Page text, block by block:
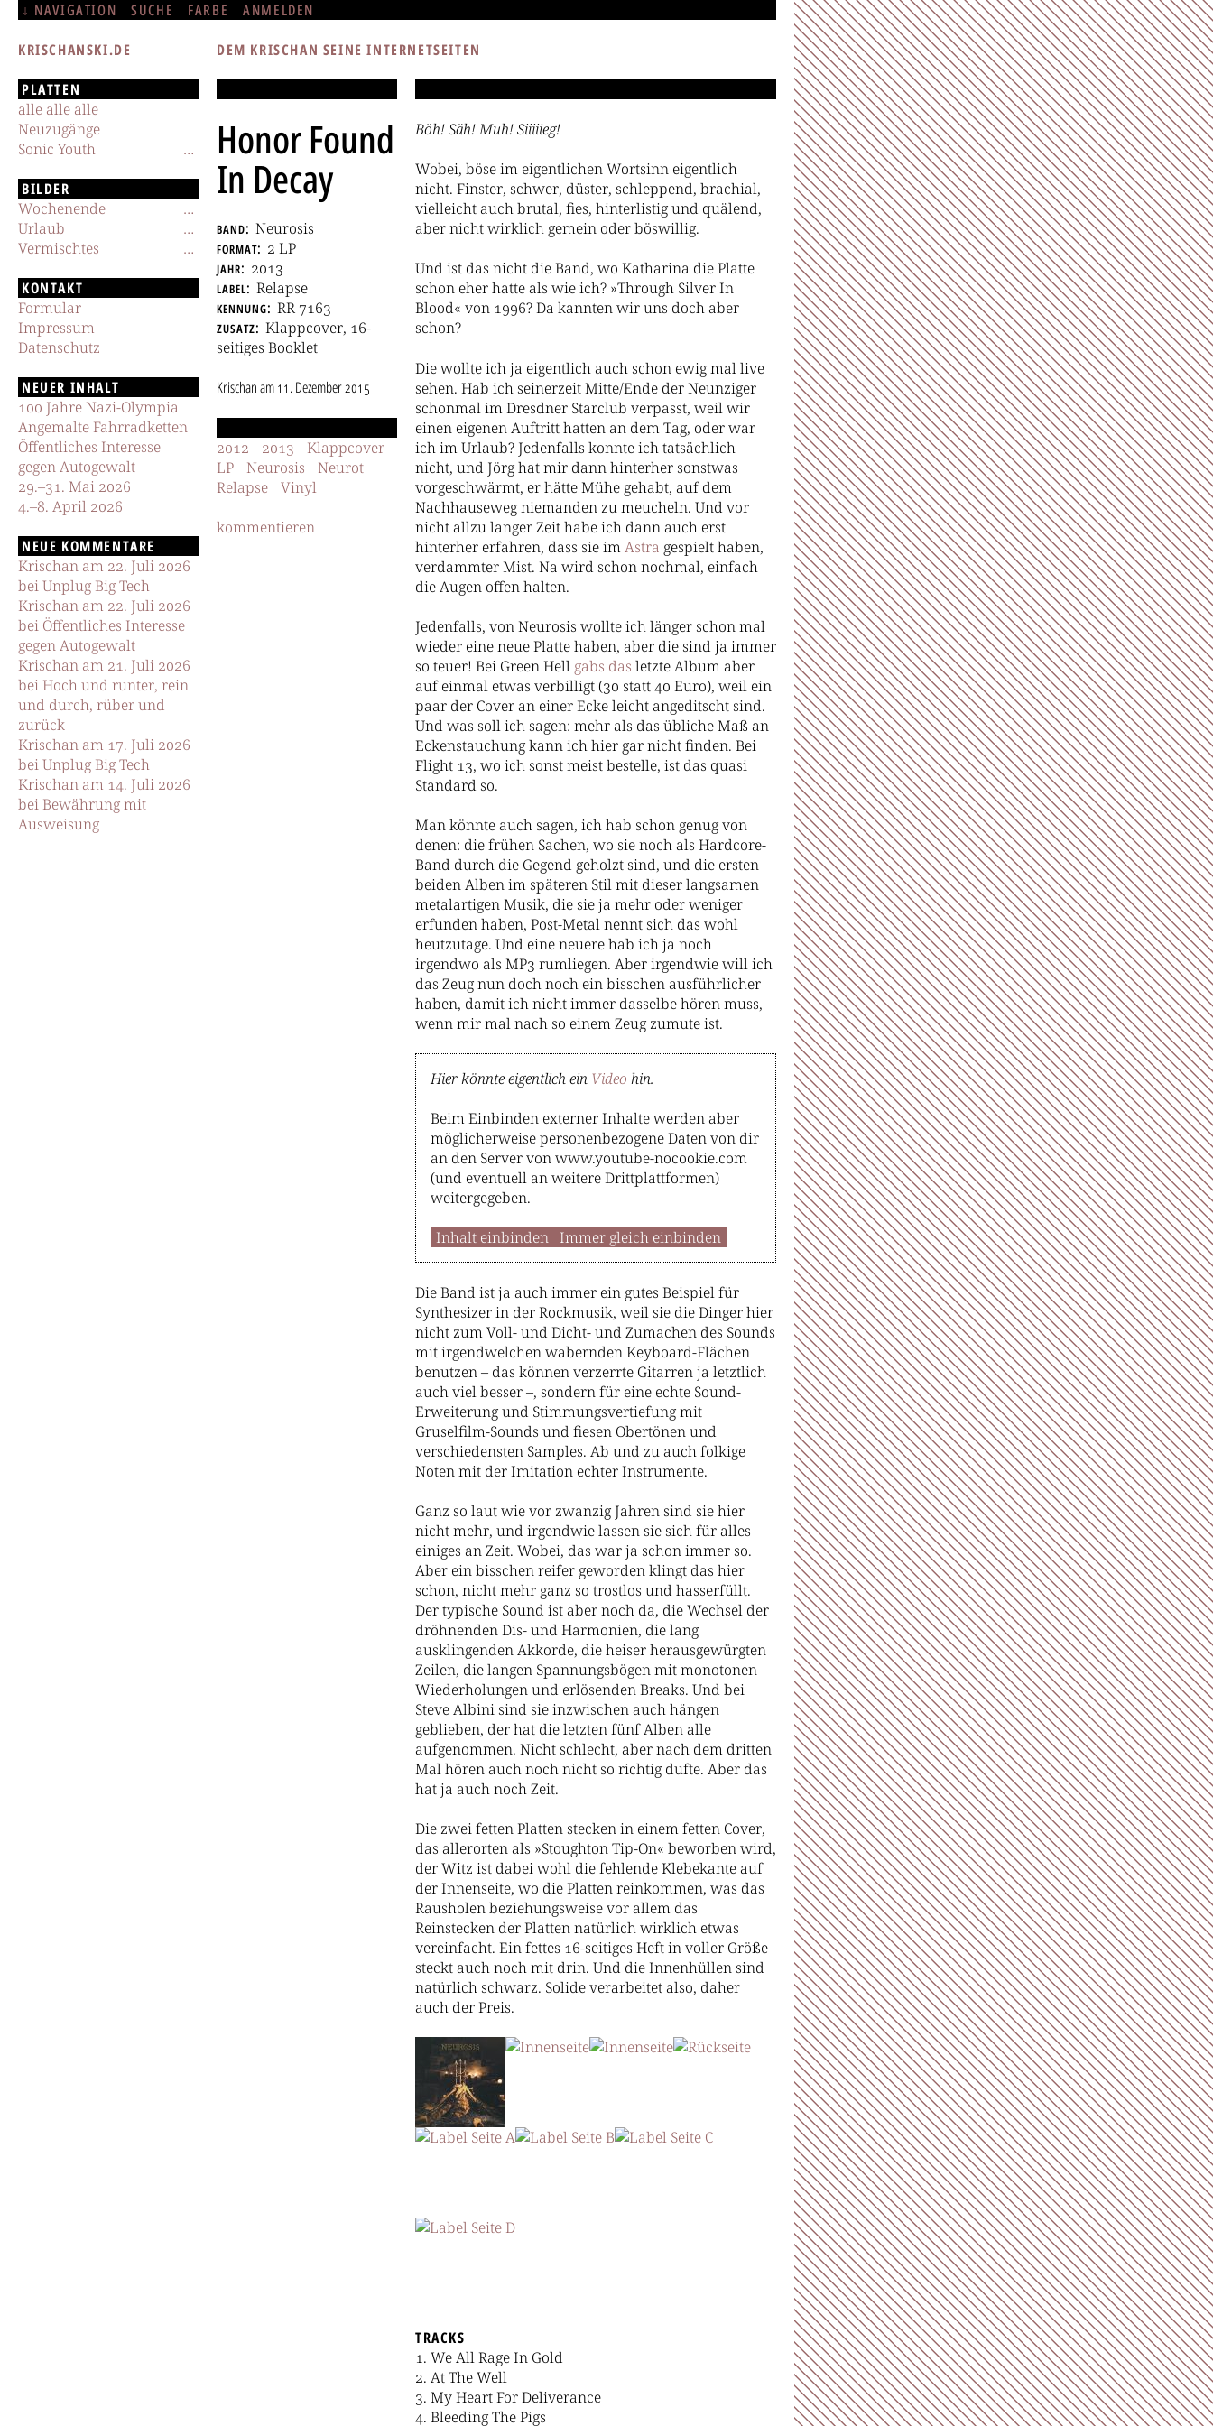
NAVIGATION SUCHE FARBE ANMELDEN
KRISCHANSKI.DE DEM KRISCHAN SEINE INTERNETSEITEN
Honor Found
In Decay
band Neurosis
format 2 LP
jahr 2013
label Relapse
kennung RR 7163
zusatz Klappcover, 16-
seitiges Booklet
Krischanam11. Dezember 2015
Böh! Säh! Muh! Siiiiieg!
Wobei, böse im eigentlichen Wortsinn eigentlich
nicht. Finster, schwer, düster, schleppend, brachial,
vielleicht auch brutal, fies, hinterlistig und quälend,
aber nicht wirklich gemein oder böswillig.
Und ist das nicht die Band, wo Katharina die Platte
schon eher hatte als wie ich? »Through Silver In
Blood« von 1996? Da kannten wir uns doch aber
schon?
Die wollte ich ja eigentlich auch schon ewig mal live
sehen. Hab ich seinerzeit Mitte/Ende der Neunziger
schonmal im Dresdner Starclub verpasst, weil wir
einen eigenen Auftritt hatten an dem Tag, oder war
ich im Urlaub? Jedenfalls konnte ich tatsächlich
nicht, und Jörg hat mir dann hinterher sonstwas
vorgeschwärmt, er hätte Mühe gehabt, auf dem
Nachhauseweg niemanden zu meucheln. Und vor
nicht allzu langer Zeit habe ich dann auch erst
hinterher erfahren, dass sie imAstra gespielt haben,
verdammter Mist. Na wird schon nochmal, einfach
die Augen offen halten.
Jedenfalls, von Neurosis wollte ich länger schon mal
wieder eine neue Platte haben, aber die sind ja immer
so teuer! Bei Green Hell gabs das letzte Album aber
auf einmal etwas verbilligt (30 statt 40 Euro), weil ein
paar der Cover an einer Ecke leicht angeditscht sind.
Und was soll ich sagen: mehr als das übliche Maß an
Eckenstauchung kann ich hier gar nicht finden. Bei
Flight 13, wo ich sonst meist bestelle, ist das quasi
Standard so.
Man könnte auch sagen, ich hab schon genug von
denen: die frühen Sachen, wo sie noch als Hardcore-
Band durch die Gegend geholzt sind, und die ersten
beiden Alben im späteren Stil mit dieser langsamen
metalartigen Musik, die sie ja mehr oder weniger
erfunden haben, Post-Metal nennt sich das wohl
heutzutage. Und eine neuere hab ich ja noch
irgendwo als MP3 rumliegen. Aber irgendwie will ich
das Zeug nun doch noch ein bisschen ausführlicher
haben, damit ich nicht immer dasselbe hören muss,
wenn mir mal nach so einem Zeug zumute ist.
Hier könnte eigentlich ein Video hin.
Beim Einbinden externer Inhalte werden aber
möglicherweise personenbezogene Daten von dir
an den Server von www.youtube-nocookie.com
(und eventuell an weitere Drittplattformen)
weitergegeben.
Inhalt einbinden Immer gleich einbinden
Die Band ist ja auch immer ein gutes Beispiel für
Synthesizer in der Rockmusik, weil sie die Dinger hier
nicht zum Voll- und Dicht- und Zumachen des Sounds
mit irgendwelchen wabernden Keyboard-Flächen
benutzen – das können verzerrte Gitarren ja letztlich
auch viel besser –, sondern für eine echte Sound-
Erweiterung und Stimmungsvertiefung mit
Gruselfilm-Sounds und fiesen Obertönen und
verschiedensten Samples. Ab und zu auch folkige
Noten mit der Imitation echter Instrumente.
Ganz so laut wie vor zwanzig Jahren sind sie hier
nicht mehr, und irgendwie lassen sie sich für alles
einiges an Zeit. Wobei, das war ja schon immer so.
Aber ein bisschen reifer geworden klingt das hier
schon, nicht mehr ganz so trostlos und hasserfüllt.
Der typische Sound ist aber noch da, die Wechsel der
dröhnenden Dis- und Harmonien, die lang
ausklingenden Akkorde, die heiser herausgewürgten
Zeilen, die langen Spannungsbögen mit monotonen
Wiederholungen und erlösenden Breaks. Und bei
Steve Albini sind sie inzwischen auch hängen
geblieben, der hat die letzten fünf Alben alle
aufgenommen. Nicht schlecht, aber nach dem dritten
Mal hören auch noch nicht so richtig dufte. Aber das
hat ja auch noch Zeit.
Die zwei fetten Platten stecken in einem fetten Cover,
das allerorten als »Stoughton Tip-On« beworben wird,
der Witz ist dabei wohl die fehlende Klebekante auf
der Innenseite, wo die Platten reinkommen, was das
Rausholen beziehungsweise vor allem das
Reinstecken der Platten natürlich wirklich etwas
vereinfacht. Ein fettes 16-seitiges Heft in voller Größe
steckt auch noch mit drin. Und die Innenhüllen sind
natürlich schwarz. Solide verarbeitet also, daher
auch der Preis.
TRACKS
We All Rage In Gold
At The Well
My Heart For Deliverance
Bleeding The Pigs
2012 2013
Klappcover
LP
Neurosis
Neurot
Relapse
Vinyl
kommentieren
PLATTEN
alle alle alle
Neuzugänge
Sonic Youth
BILDER
Wochenende
Urlaub
Vermischtes
KONTAKT
Formular
Impressum
Datenschutz
NEUER INHALT
100 Jahre Nazi-Olympia
Angemalte Fahrradketten
Öffentliches Interesse
gegen Autogewalt
29.–31. Mai 2026
4.–8. April 2026
NEUE KOMMENTARE
Krischan am 22. Juli 2026
bei Unplug Big Tech
Krischan am 22. Juli 2026
bei Öffentliches Interesse
gegen Autogewalt
Krischan am 21. Juli 2026
bei Hoch und runter, rein
und durch, rüber und
zurück
Krischan am 17. Juli 2026
bei Unplug Big Tech
Krischan am 14. Juli 2026
bei Bewährung mit
Ausweisung